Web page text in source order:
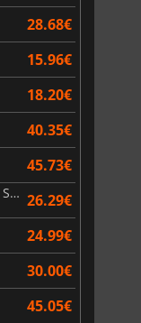
28.68€
15.96€
18.20€
40.35€
45.73€
DRAGON BALL Sparking! ZERO Super Limit Breaking NEO 26.29€
24.99€
30.00€
45.05€